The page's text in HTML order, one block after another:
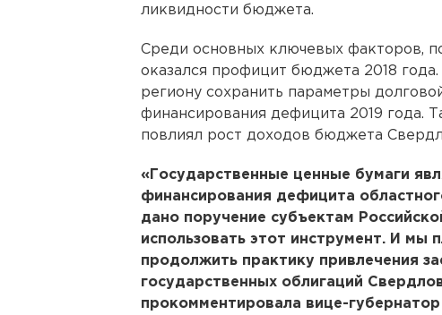
ликвидности бюджета.
Среди основных ключевых факторов,
оказался профицит бюджета 2018
региону сохранить параметры
финансирования дефицита 2019 года.
повлиял рост доходов бюджета
«Государственные ценные бумаги
финансирования дефицита
дано поручение субъектам
использовать этот инструмент. И мы
продолжить практику привлечения
государственных облигаций
прокомментировала вице-